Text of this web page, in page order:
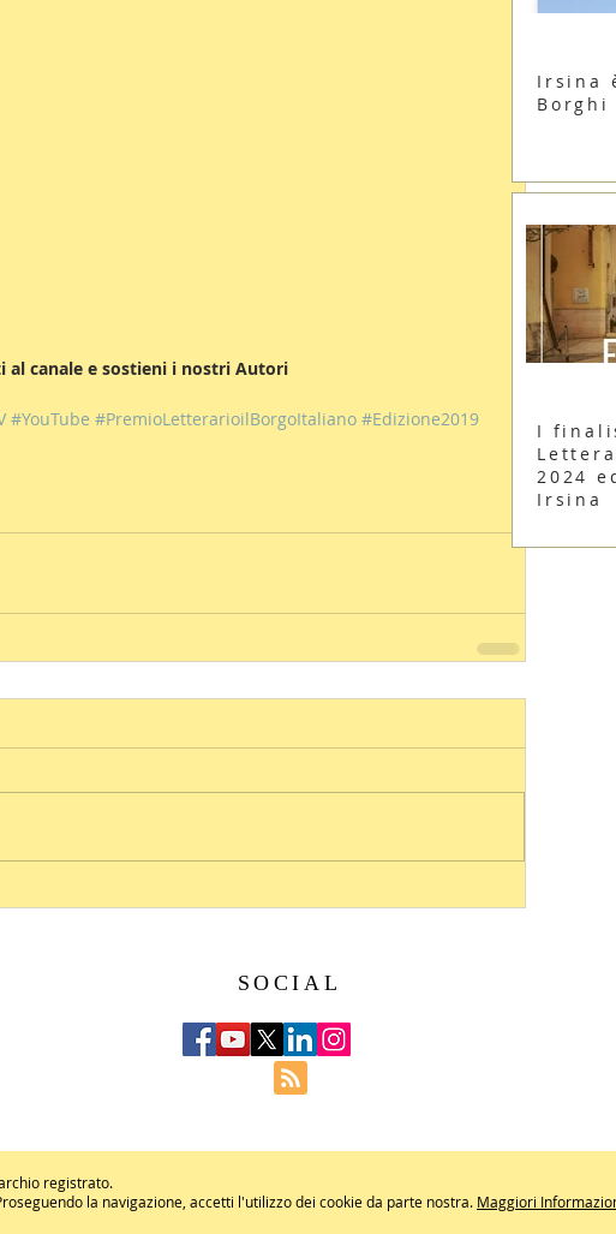
al canale e sostieni i nostri Autori
#YouTube #PremioLetterarioilBorgoItaliano #Edizione2019
Irsina
Borghi
I
2024
Irsina
SOCIAL
registrato.
la navigazione, accetti l'utilizzo dei cookie da parte nostra. Maggiori